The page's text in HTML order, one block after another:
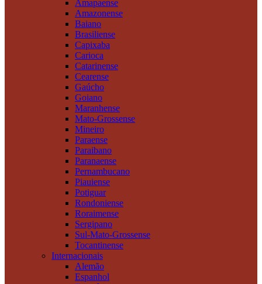
Amapaense
Amazonense
Baiano
Brasiliense
Capixaba
Carioca
Catarinense
Cearense
Gaúcho
Goiano
Maranhense
Mato-Grossense
Mineiro
Paraense
Paraibano
Paranaense
Pernambucano
Piauiense
Potiguar
Rondoniense
Roraimense
Sergipano
Sul-Mato-Grossense
Tocantinense
Internacionais
Alemão
Espanhol